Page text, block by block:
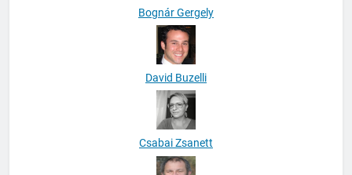
Bognár Gergely
David Buzelli
Csabai Zsanett